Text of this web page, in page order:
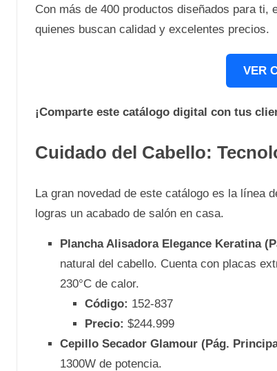
Con más de 400 productos diseñados para
quienes buscan calidad y excelentes precios.
VER
¡Comparte este catálogo digital con tus
Cuidado del Cabello:
La gran novedad de este catálogo es la línea
logras un acabado de salón en casa.
Plancha Alisadora Elegance Keratina
natural del cabello. Cuenta con placas
230°C de calor.
Código: 152-837
Precio: $244.999
Cepillo Secador Glamour (Pág.
1300W de potencia.